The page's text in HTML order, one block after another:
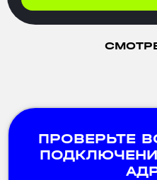
ПРОВЕРЬТЕ